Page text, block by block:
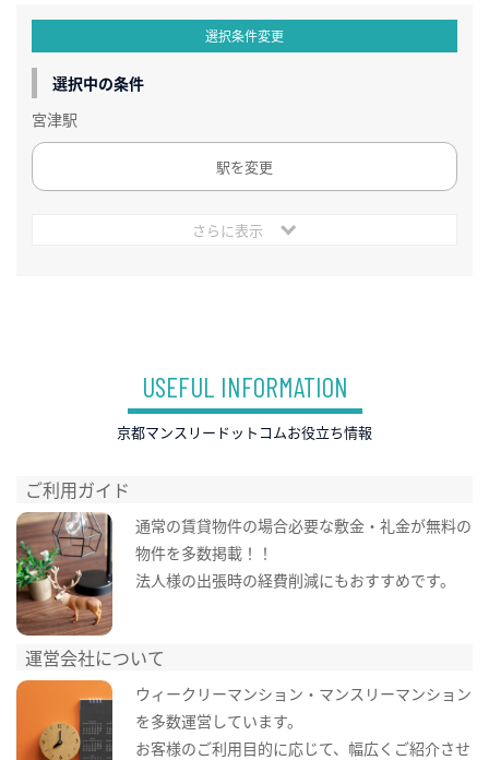
選択条件変更
選択中の条件
宮津駅
駅を変更
さらに表示
USEFUL INFORMATION
京都マンスリードットコムお役立ち情報
ご利用ガイド
通常の賃貸物件の場合必要な敷金・礼金が無料の
物件を多数掲載！！
法人様の出張時の経費削減にもおすすめです。
運営会社について
ウィークリーマンション・マンスリーマンション
を多数運営しています。
お客様のご利用目的に応じて、幅広くご紹介させ